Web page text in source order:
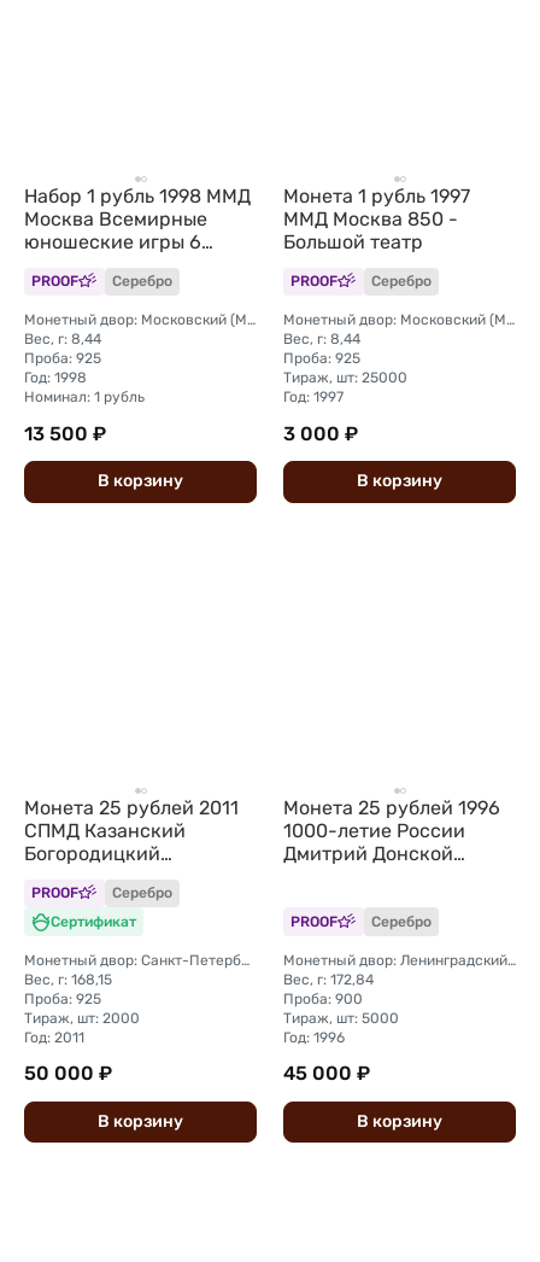
Набор 1 рубль 1998 ММД
Москва Всемирные
юношеские игры 6
монет (без упаковки)
PROOF Серебро
Монетный двор: Московский (ММД)
Вес, г: 8,44
Проба: 925
Год: 1998
Номинал: 1 рубль
13 500 ₽
В корзину
Монета 1 рубль 1997
ММД Москва 850 -
Большой театр
PROOF Серебро
Монетный двор: Московский (ММД)
Вес, г: 8,44
Проба: 925
Тираж, шт: 25000
Год: 1997
3 000 ₽
В корзину
Монета 25 рублей 2011
СПМД Казанский
Богородицкий
монастырь
PROOF
Серебро
Сертификат
Монетный двор: Санкт-Петербургский (СПМД)
Вес, г: 168,15
Проба: 925
Тираж, шт: 2000
Год: 2011
50 000 ₽
В корзину
Монета 25 рублей 1996
1000-летие России
Дмитрий Донской
PROOF Серебро
Монетный двор: Ленинградский (ЛМД)
Вес, г: 172,84
Проба: 900
Тираж, шт: 5000
Год: 1996
45 000 ₽
В корзину